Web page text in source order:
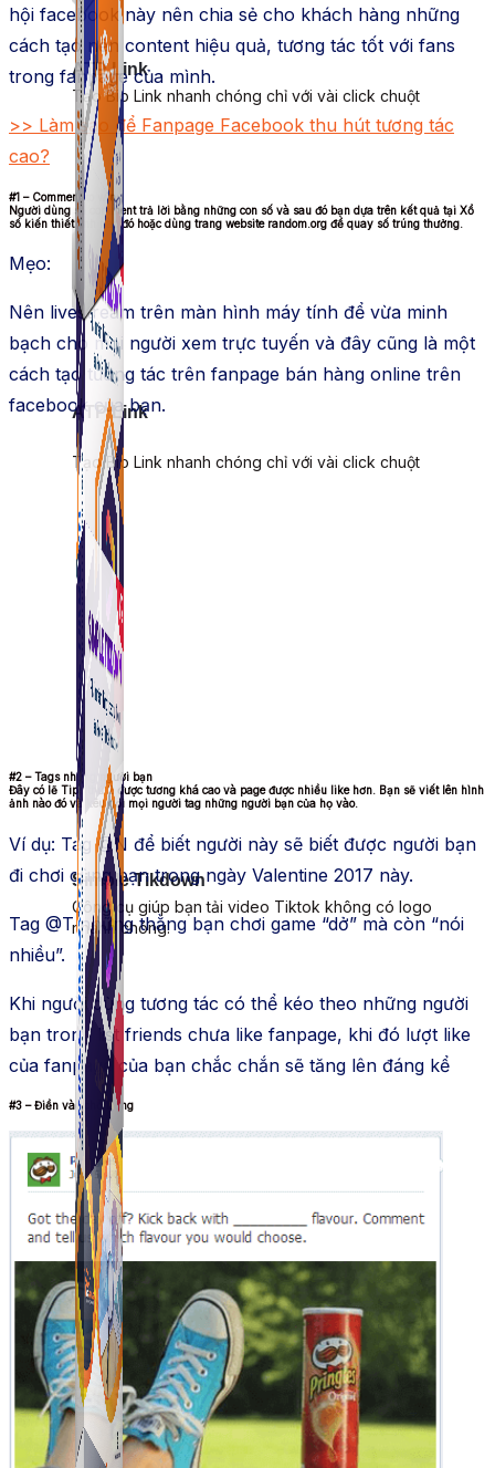
ATP Link
Tạo Bio Link nhanh chóng chỉ với vài click chuột
Simple Tikdown
Công cụ giúp bạn tải video Tiktok không có logo
nhanh chóng.
ATP Link
Tạo Bio Link nhanh chóng chỉ với vài click chuột
Simple Tikdown
Công cụ giúp bạn tải video Tiktok không có logo
nhanh chóng.
hội facebook này nên chia sẻ cho khách hàng những
cách tạo nên content hiệu quả, tương tác tốt với fans
trong fanpage của mình.
>> Làm sao để Fanpage Facebook thu hút tương tác
cao?
#1 – Comment to win
Người dùng sẽ comment trả lời bằng những con số và sau đó bạn dựa trên kết quả tại Xổ
số kiến thiết tỉnh nào đó hoặc dùng trang website random.org để quay số trúng thưởng.
Mẹo:
Nên livestream trên màn hình máy tính để vừa minh
bạch cho mọi người xem trực tuyến và đây cũng là một
cách tạo tương tác trên fanpage bán hàng online trên
facebook của bạn.
#2 – Tags những người bạn
Đây có lẽ Tips thứ 2 được tương khá cao và page được nhiều like hơn. Bạn sẽ viết lên hình
ảnh nào đó và kêu gọi mọi người tag những người bạn của họ vào.
Ví dụ: Tag @N để biết người này sẽ biết được người bạn
đi chơi cùng bạn trong ngày Valentine 2017 này.
Tag @T những thằng bạn chơi game “dở” mà còn “nói
nhiều”.
Khi người dùng tương tác có thể kéo theo những người
bạn trong list friends chưa like fanpage, khi đó lượt like
của fanpage của bạn chắc chắn sẽ tăng lên đáng kể
#3 – Điền vào chỗ trống